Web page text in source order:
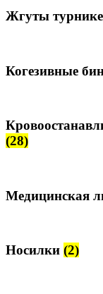
Жгуты
Когезивные
(28)
Медицинская
Носилки (2)